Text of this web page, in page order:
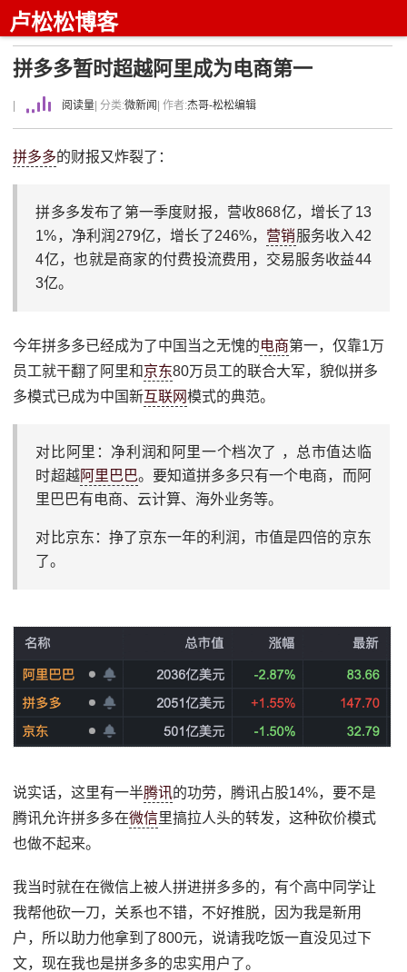
卢松松博客
拼多多暂时超越阿里成为电商第一
阅读量 | 分类:微新闻 | 作者:杰哥-松松编辑
拼多多的财报又炸裂了：
拼多多发布了第一季度财报，营收868亿，增长了13
1%，净利润279亿，增长了246%， 营销服务收入42
4亿，也就是商家的付费投流费用，交易服务收益44
3亿。
今年拼多多已经成为了中国当之无愧的电商第一，仅靠1万
员工就干翻了阿里和京东80万员工的联合大军，貌似拼多
多模式已成为中国新互联网模式的典范。
对比阿里：净利润和阿里一个档次了 ，总市值达临
时超越阿里巴巴。要知道拼多多只有一个电商，而阿
里巴巴有电商、云计算、海外业务等。
对比京东：挣了京东一年的利润，市值是四倍的京东
了。
说实话，这里有一半腾讯的功劳，腾讯占股14%，要不是
腾讯允许拼多多在微信里搞拉人头的转发，这种砍价模式
也做不起来。
我当时就在在微信上被人拼进拼多多的，有个高中同学让
我帮他砍一刀，关系也不错，不好推脱，因为我是新用
户，所以助力他拿到了800元，说请我吃饭一直没见过下
文，现在我也是拼多多的忠实用户了。